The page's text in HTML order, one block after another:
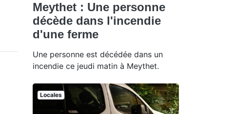
Meythet : Une personne
décède dans l'incendie
d'une ferme
Une personne est décédée dans un
incendie ce jeudi matin à Meythet.
Locales